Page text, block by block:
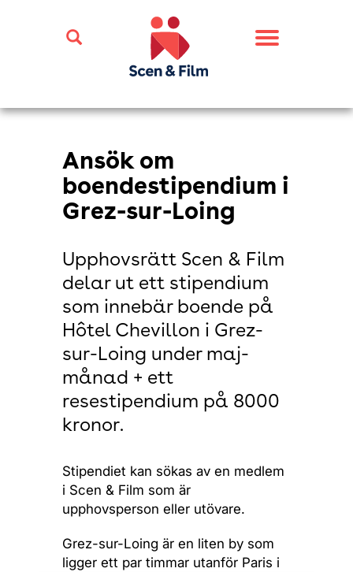
Toggle
Ansök om
boendestipendium i
Grez-sur-Loing
Upphovsrätt Scen & Film
delar ut ett stipendium
som innebär boende på
Hôtel Chevillon i Grez-
sur-Loing under maj-
månad + ett
resestipendium på 8000
kronor.
Stipendiet kan sökas av en medlem
i Scen & Film som är
upphovsperson eller utövare.
Grez-sur-Loing är en liten by som
ligger ett par timmar utanför Paris i